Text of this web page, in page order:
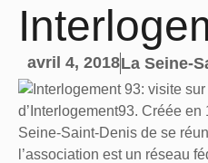
avril 4, 2018La Seine-
d’Interlogement93. Créée
Seine-Saint-Denis de se
l’association est un réseau